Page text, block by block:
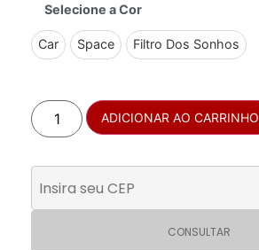
Selecione a Cor
Car Space Filtro Dos Sonhos
ADICIONAR AO CARRINHO
CONSULTAR